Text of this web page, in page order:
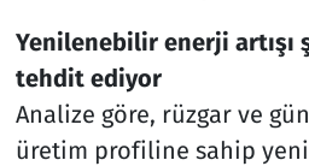
Yenilenebilir enerji artışı
tehdit ediyor
Analize göre, rüzgar ve
üretim profiline sahip